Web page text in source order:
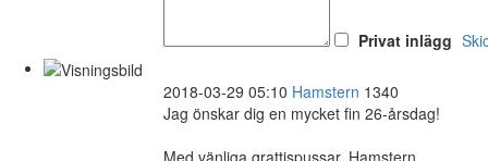
Privat inlägg
2018-03-29 05:10 Hamstern 1340
Jag önskar dig en mycket fin 26-årsdag!
Med vänliga grattispussar, Hamstern